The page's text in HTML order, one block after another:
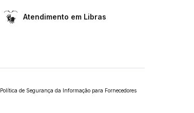
Atendimento em Libras
Política de Segurança da Informação para Fornecedores